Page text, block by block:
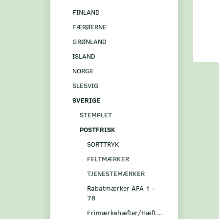
FINLAND
FÆRØERNE
GRØNLAND
ISLAND
NORGE
SLESVIG
SVERIGE
STEMPLET
POSTFRISK
SORTTRYK
FELTMÆRKER
TJENESTEMÆRKER
Rabatmærker AFA 1 -
78
Frimærkehæfter/Hæftesammentryk